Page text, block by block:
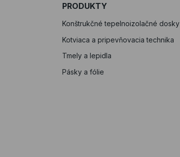
PRODUKTY
Konštrukčné tepelnoizolačné dosky
Kotviaca a pripevňovacia technika
Tmely a lepidla
Pásky a fólie